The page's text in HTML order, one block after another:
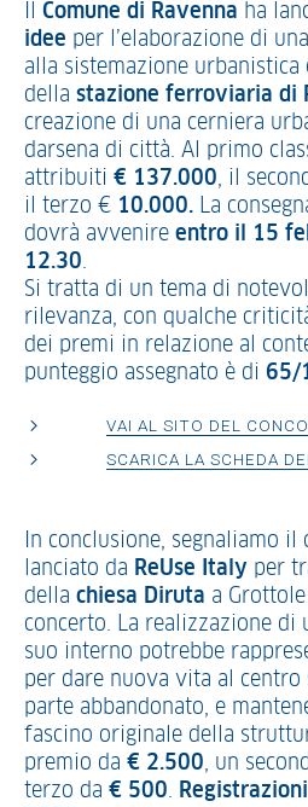
Comune di Ravenna ha
idee per l’elaborazione di
alla sistemazione urbanistica
della stazione ferroviaria di
creazione di una cerniera
darsena di città. Al primo
attribuiti € 137.000, il
il terzo € 10.000. La
dovrà avvenire entro il 15
12.30.
Si tratta di un tema di
rilevanza, con qualche
dei premi in relazione al
punteggio assegnato è di 65/
VAI AL SITO DEL
SCARICA LA SCHEDA
In conclusione, segnaliamo il
lanciato da ReUse Italy per
della chiesa Diruta a
concerto. La realizzazione di
suo interno potrebbe
per dare nuova vita al centro
parte abbandonato, e
fascino originale della
premio da € 2.500, un
terzo da € 500.